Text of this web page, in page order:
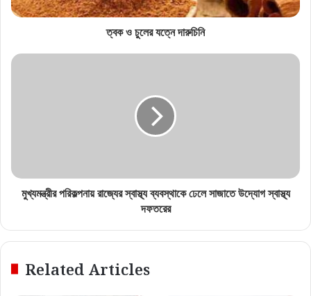
ত্বক ও চুলের যত্নে দারুচিনি
মুখ্যমন্ত্রীর পরিকল্পনায় রাজ্যের স্বাস্থ্য ব্যবস্থাকে ঢেলে সাজাতে উদ্যোগ স্বাস্থ্য
দফতরের
Related Articles